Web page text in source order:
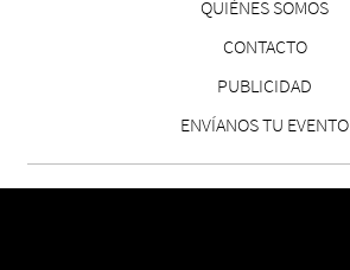
Invitadxs EnLima
QUIÉNES SOMOS
CONTACTO
PUBLICIDAD
ENVÍANOS TU EVENTO